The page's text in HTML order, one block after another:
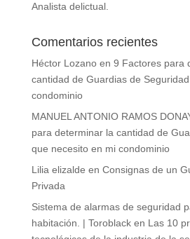
Analista delictual.
Comentarios recientes
Héctor Lozanoen 9 Factores para
cantidad de Guardias de
condominio
MANUEL ANTONIO RAMOS
para determinar la cantidad de
que necesito en mi condominio
Lilia elizalde en Consignas de un
Privada
Sistema de alarmas de seguridad
habitación. | Toroblacken Las 10